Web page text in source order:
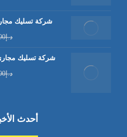
شركة تسليك مجاري في
د.إ
شركة تسليك مجاري في
د.إ
أحدث